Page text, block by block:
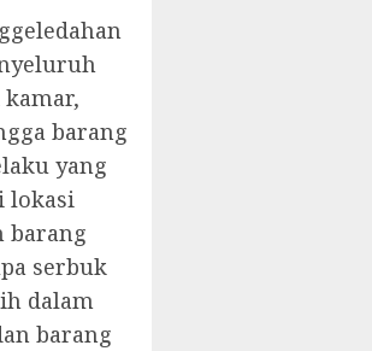
barang
yang
lokasi
barang
serbuk
dalam
barang